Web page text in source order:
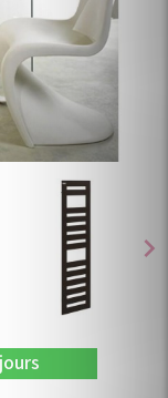
chevron_right